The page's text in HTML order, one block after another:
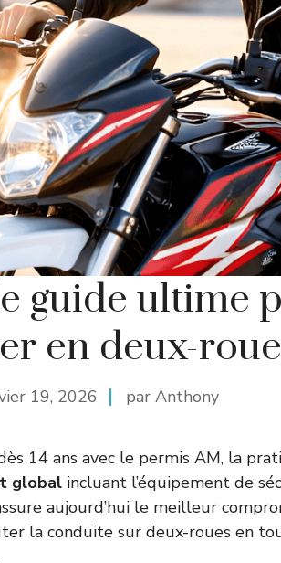
guide ultime
en deux-
19, 2026 par Anthony
14 ans avec le permis AM, la
global incluant l’équipement de
aujourd’hui le meilleur
la conduite sur deux-roues en